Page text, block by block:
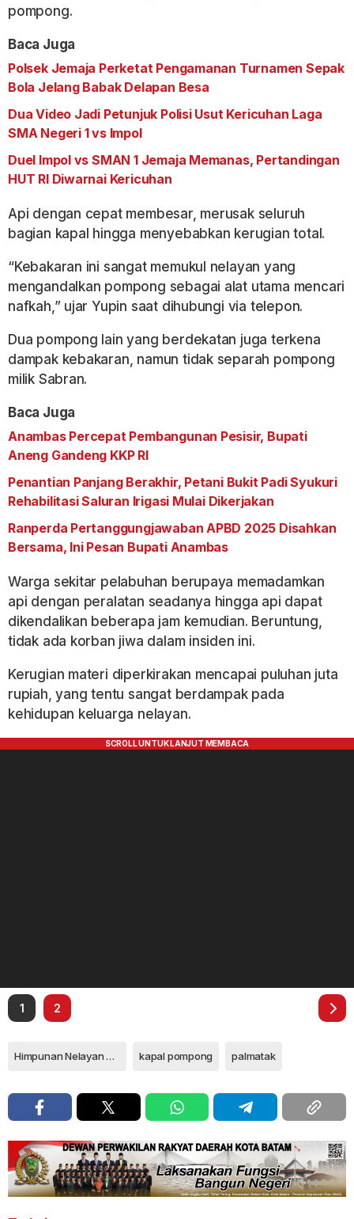
pompong.
Baca Juga
Polsek Jemaja Perketat Pengamanan Turnamen Sepak
Bola Jelang Babak Delapan Besa
Dua Video Jadi Petunjuk Polisi Usut Kericuhan Laga
SMA Negeri 1 vs Impol
Duel Impol vs SMAN 1 Jemaja Memanas, Pertandingan
HUT RI Diwarnai Kericuhan
Api dengan cepat membesar, merusak seluruh
bagian kapal hingga menyebabkan kerugian total.
“Kebakaran ini sangat memukul nelayan yang
mengandalkan pompong sebagai alat utama mencari
nafkah,” ujar Yupin saat dihubungi via telepon.
Dua pompong lain yang berdekatan juga terkena
dampak kebakaran, namun tidak separah pompong
milik Sabran.
Baca Juga
Anambas Percepat Pembangunan Pesisir, Bupati
Aneng Gandeng KKP RI
Penantian Panjang Berakhir, Petani Bukit Padi Syukuri
Rehabilitasi Saluran Irigasi Mulai Dikerjakan
Ranperda Pertanggungjawaban APBD 2025 Disahkan
Bersama, Ini Pesan Bupati Anambas
Warga sekitar pelabuhan berupaya memadamkan
api dengan peralatan seadanya hingga api dapat
dikendalikan beberapa jam kemudian. Beruntung,
tidak ada korban jiwa dalam insiden ini.
Kerugian materi diperkirakan mencapai puluhan juta
rupiah, yang tentu sangat berdampak pada
kehidupan keluarga nelayan.
1 2
Himpunan Nelayan Seluruh Indonesia kapal pompong palmatak